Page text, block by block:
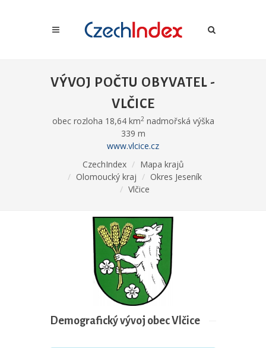
VÝVOJ POČTU OBYVATEL -
VLČICE
obec rozloha 18,64 km2nadmořská výška
339 m
www.vlcice.cz
CzechIndex
Mapa krajů
Olomoucký kraj
Okres Jeseník
Vlčice
Demografický vývoj obec Vlčice